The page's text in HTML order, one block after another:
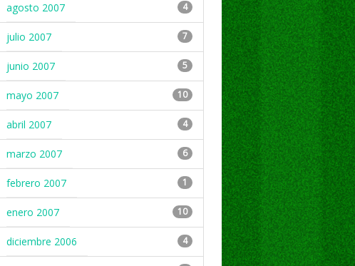
agosto 2007 4
julio 2007 7
junio 2007 5
mayo 2007 10
abril 2007 4
marzo 2007 6
febrero 2007 1
enero 2007 10
diciembre 2006 4